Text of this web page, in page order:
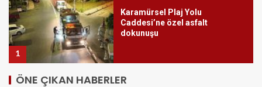
1
Büyükakın’dan
ÖNE ÇIKAN HABERLER